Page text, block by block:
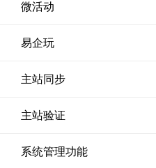
微活动
易企玩
主站同步
主站验证
系统管理功能